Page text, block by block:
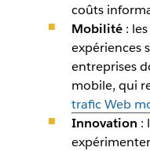
coûts
Mobilité:
expériences
entreprises
mobile, qui
trafic Web
Innovation :